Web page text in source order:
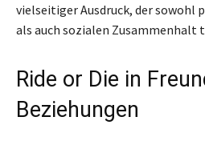
vielseitiger Ausdruck, der sowohl
als auch sozialen Zusammenhalt
Ride or Die in
Beziehungen